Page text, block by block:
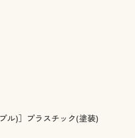
ル)］プラスチック(塗装)